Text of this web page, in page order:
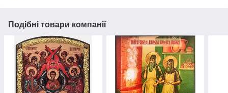
Подібні товари компанії